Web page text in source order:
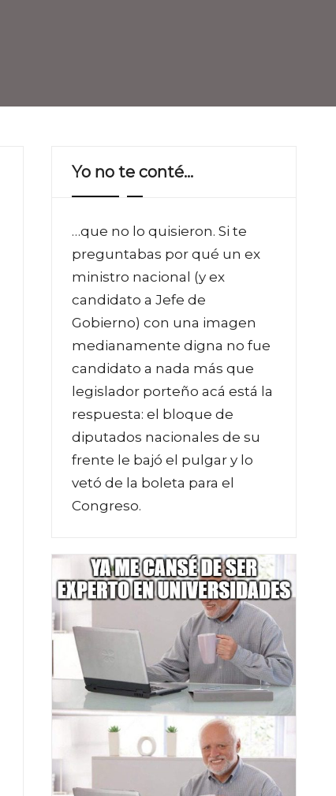
Yo no te conté…
…que no lo quisieron. Si te
preguntabas por qué un ex
ministro nacional (y ex
candidato a Jefe de
Gobierno) con una imagen
medianamente digna no fue
candidato a nada más que
legislador porteño acá está la
respuesta: el bloque de
diputados nacionales de su
frente le bajó el pulgar y lo
vetó de la boleta para el
Congreso.